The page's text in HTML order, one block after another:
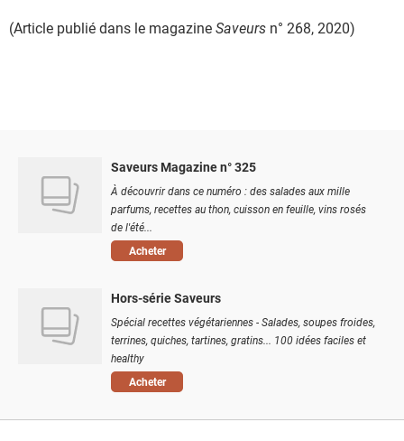
(Article publié dans le magazineSaveurs n° 268, 2020)
Saveurs Magazine n° 325
À découvrir dans ce numéro : des salades aux mille
parfums, recettes au thon, cuisson en feuille, vins rosés
de l'été...
Acheter
Hors-série Saveurs
Spécial recettes végétariennes - Salades, soupes froides,
terrines, quiches, tartines, gratins... 100 idées faciles et
healthy
Acheter